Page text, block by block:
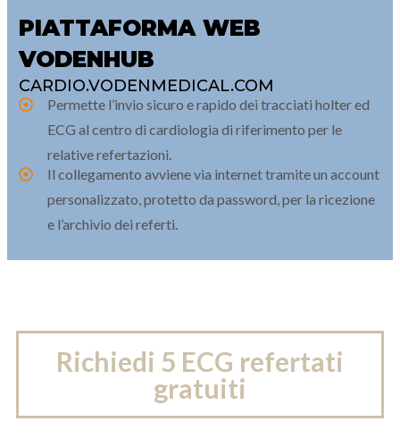
PIATTAFORMA WEB
VODENHUB
CARDIO.VODENMEDICAL.COM
Permette l’invio sicuro e rapido dei tracciati holter ed
ECG al centro di cardiologia di riferimento per le
relative refertazioni.
Il collegamento avviene via internet tramite un account
personalizzato, protetto da password, per la ricezione
e l’archivio dei referti.
Richiedi 5 ECG refertati
gratuiti